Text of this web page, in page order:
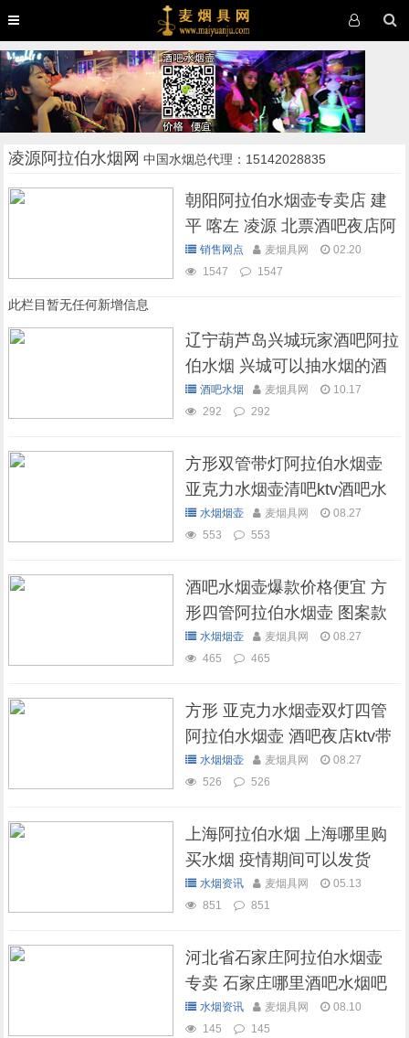
凌源阿拉伯水烟网 中国水烟总代理：15142028835
朝阳阿拉伯水烟壶专卖店 建
平 喀左 凌源 北票酒吧夜店阿
拉伯水烟
销售网点 麦烟具网
02.20
1547
1547
此栏目暂无任何新增信息
辽宁葫芦岛兴城玩家酒吧阿拉
伯水烟 兴城可以抽水烟的酒
吧酒吧水烟 麦烟具网
10.17
292
292
方形双管带灯阿拉伯水烟壶
亚克力水烟壶清吧ktv酒吧水
烟壶水烟烟壶 麦烟具网
08.27
553
553
酒吧水烟壶爆款价格便宜 方
形四管阿拉伯水烟壶 图案款
水烟烟壶 麦烟具网
08.27
465
465
方形 亚克力水烟壶双灯四管
阿拉伯水烟壶 酒吧夜店ktv带
灯水烟壶
水烟烟壶 麦烟具网
08.27
526
526
上海阿拉伯水烟 上海哪里购
买水烟 疫情期间可以发货
吗？水烟资讯 麦烟具网
05.13
851
851
河北省石家庄阿拉伯水烟壶
专卖 石家庄哪里酒吧水烟吧
可以抽水烟
水烟资讯 麦烟具网
08.10
145
145